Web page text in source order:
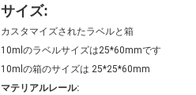
サイズ:
カスタマイズされたラベルと箱
10mlのラベルサイズは25*60mmです
10mlの箱のサイズは 25*25*60mm
マテリアルレール: